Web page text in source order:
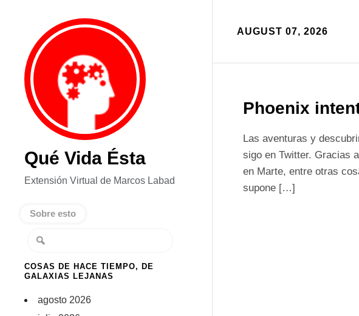
Qué Vida Ésta
Extensión Virtual de Marcos Labad
Sobre esto
COSAS DE HACE TIEMPO, DE
GALAXIAS LEJANAS
agosto 2026
AUGUST 07, 2026
Phoenix
Las aventuras y
sigo en Twitter. Gracias
en Marte, entre otras
supone […]